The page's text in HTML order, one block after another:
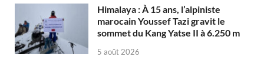
Himalaya : À 15 ans, l’alpiniste
marocain Youssef Tazi gravit le
sommet du Kang Yatse II à 6.250 m
5 août 2026